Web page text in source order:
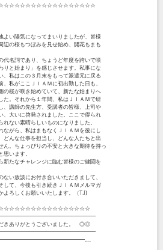
い陽気になってまいりましたが、皆様
の桜もつぼみを見せ始め、開花もまも
名詞であり、ちょうど年度を跨いで咲
と始まり」を感じさせます。私事にな
私はこの３月末をもって派遣元に戻る
私がここＪＩＡＭに初出勤した日も、
桜が咲き始めていて、新たな始まりへ
。それから１年間、私はＪＩＡＭで研
講師の先生方、受講者の皆様、上司や
大いに啓発されました。ここで得られ
ない素晴らしいものになりました。
がら、私はまもなくＪＩＡＭを後にし
んな仕事を担当し、どんな人たちと出
。ちょっぴりの不安と大きな期待を持っ
います。
たなチャレンジに臨む皆様のご健闘を
い放談にお付き合いいただきまして、
て、今後も引き続きＪＩＡＭメルマガ
よろしくお願いいたします。（T.I)
ありがとうございました。 ◎◎